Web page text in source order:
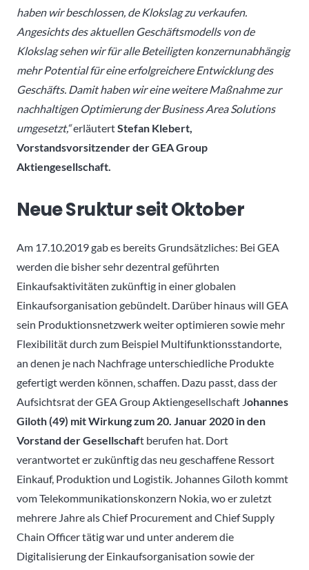
haben wir beschlossen, de Klokslag zu verkaufen.
Angesichts des aktuellen Geschäftsmodells von de
Klokslag sehen wir für alle Beteiligten konzernunabhängig
mehr Potential für eine erfolgreichere Entwicklung des
Geschäfts. Damit haben wir eine weitere Maßnahme zur
nachhaltigen Optimierung der Business Area Solutions
umgesetzt,“erläutertStefan Klebert,
Vorstandsvorsitzender der GEA Group
Aktiengesellschaft.
Neue Sruktur seit Oktober
Am 17.10.2019 gab es bereits Grundsätzliches: Bei GEA
werden die bisher sehr dezentral geführten
Einkaufsaktivitäten zukünftig in einer globalen
Einkaufsorganisation gebündelt. Darüber hinaus will GEA
sein Produktionsnetzwerk weiter optimieren sowie mehr
Flexibilität durch zum Beispiel Multifunktionsstandorte,
an denen je nach Nachfrage unterschiedliche Produkte
gefertigt werden können, schaffen. Dazu passt, dass der
Aufsichtsrat der GEA Group Aktiengesellschaft Johannes
Giloth (49) mit Wirkung zum 20. Januar 2020 in den
Vorstand der Gesellschaft berufen hat. Dort
verantwortet er zukünftig das neu geschaffene Ressort
Einkauf, Produktion und Logistik. Johannes Giloth kommt
vom Telekommunikationskonzern Nokia, wo er zuletzt
mehrere Jahre als Chief Procurement and Chief Supply
Chain Officer tätig war und unter anderem die
Digitalisierung der Einkaufsorganisation sowie der